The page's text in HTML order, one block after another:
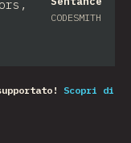
CODESMITH
Scopri di